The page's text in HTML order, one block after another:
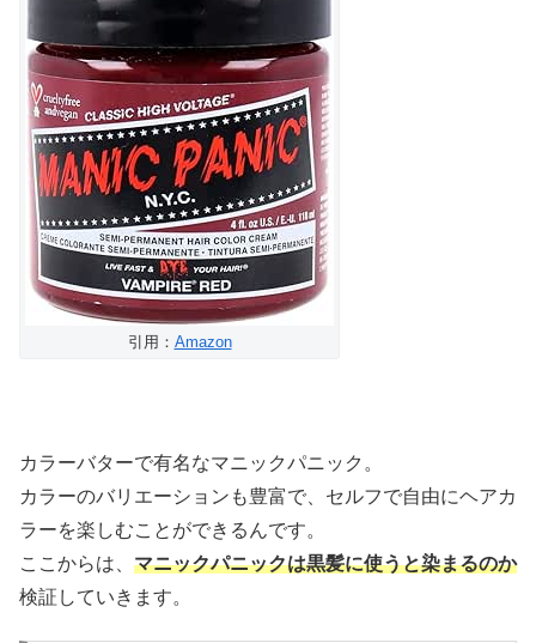
引用： Amazon
カラーバターで有名なマニックパニック。
カラーのバリエーションも豊富で、セルフで自由にヘアカ
ラーを楽しむことができるんです。
ここからは、 マニックパニックは黒髪に使うと染まるのか
検証していきます。